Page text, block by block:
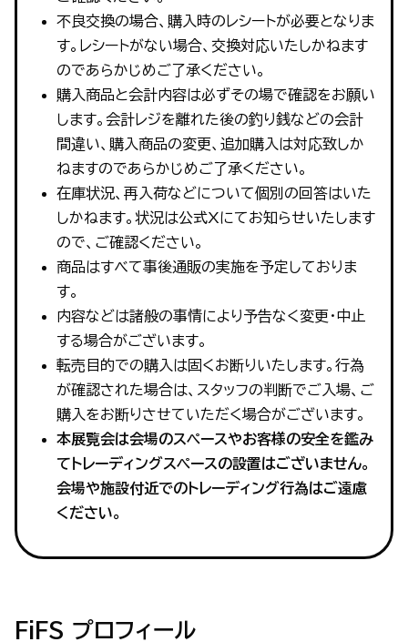
不良交換の場合、購入時のレシートが必要となりま
す。レシートがない場合、交換対応いたしかねます
のであらかじめご了承ください。
購入商品と会計内容は必ずその場で確認をお願い
します。会計レジを離れた後の釣り銭などの会計
間違い、購入商品の変更、追加購入は対応致しか
ねますのであらかじめご了承ください。
在庫状況、再入荷などについて個別の回答はいた
しかねます。状況は公式Xにてお知らせいたします
ので、ご確認ください。
商品はすべて事後通販の実施を予定しておりま
す。
内容などは諸般の事情により予告なく変更・中止
する場合がございます。
転売目的での購入は固くお断りいたします。行為
が確認された場合は、スタッフの判断でご入場、ご
購入をお断りさせていただく場合がございます。
本展覧会は会場のスペースやお客様の安全を鑑み
てトレーディングスペースの設置はございません。
会場や施設付近でのトレーディング行為はご遠慮
ください。
FiFS プロフィール